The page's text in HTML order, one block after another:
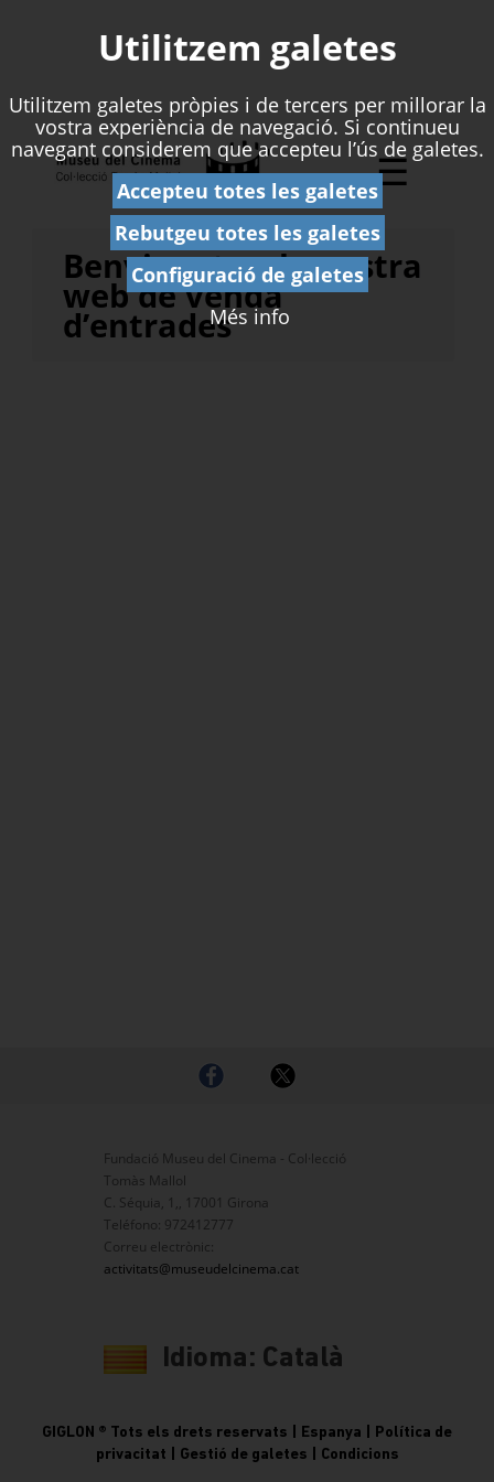
Benvinguts a la nostra
web de venda
d’entrades
☰
Fundació Museu del Cinema - Col·lecció
Tomàs Mallol
C. Séquia, 1,, 17001 Girona
Teléfono: 972412777
Correu electrònic:
activitats@museudelcinema.cat
GIGLON ® Tots els drets reservats | Espanya |
Política de
privacitat
Gestió de galetes Condicions
Utilitzem galetes
Utilitzem galetes pròpies i de tercers per millorar la
vostra experiència de navegació. Si continueu
navegant considerem que accepteu l’ús de galetes.
Accepteu totes les galetes
Rebutgeu totes les galetes
Configuració de galetes
Més info